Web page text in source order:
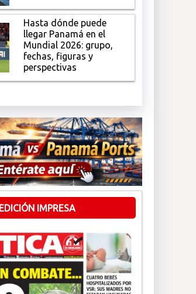
Hasta dónde puede
llegar Panamá en el
Mundial 2026: grupo,
fechas, figuras y
perspectivas
EDICIÓN IMPRESA